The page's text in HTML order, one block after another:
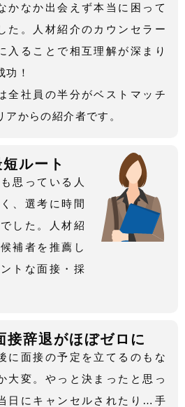
かなか出会えず本当に困って
た。人材紹介のカウンセラー
入ることで相互理解が深まり
功！
全社員の半分がベストマッチ
アからの紹介者です。
ルート
思っている人
、選考に時間
した。人材紹
補者を推薦し
トな面接・採
接辞退がほぼゼロに
に面接の予定を立てるのもな
大変。やっと決まったと思っ
日にキャンセルされたり…手